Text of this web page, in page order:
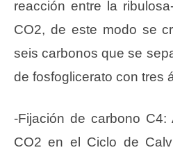
reacción entre la
CO2, de este modo se
seis carbonos que se
de fosfoglicerato con tres
-Fijación de carbono C4:
CO2 en el Ciclo de